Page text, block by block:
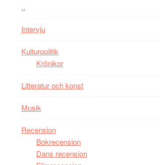
..
Intervju
Kulturpolitik
Krönikor
Litteratur och konst
Musik
Recension
Bokrecension
Dans recension